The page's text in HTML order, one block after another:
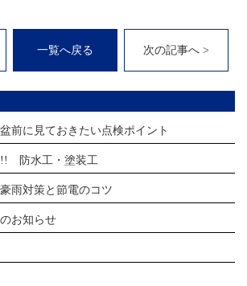
一覧へ戻る 次の記事へ >
前に見ておきたい点検ポイント
!! 防水工・塗装工
雨対策と節電のコツ
お知らせ